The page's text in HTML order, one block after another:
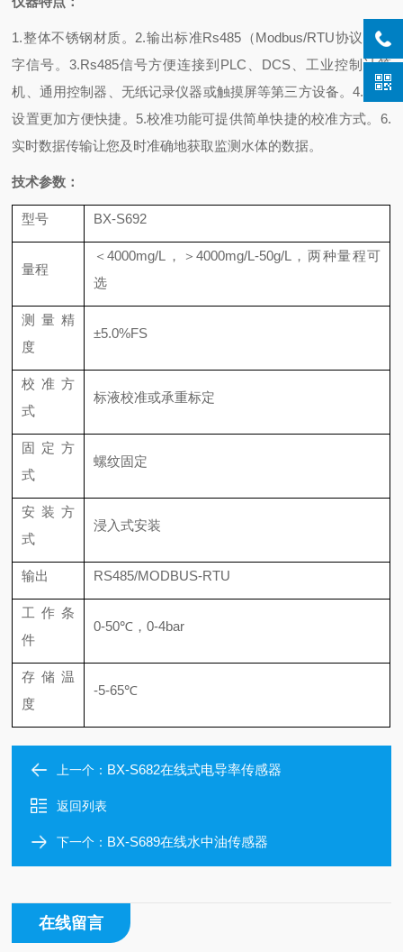
1.整体不锈钢材质。2.输出标准Rs485（Modbus/RTU协议）数
字信号。3.Rs485信号方便连接到PLC、DCS、工业控制计算
机、通用控制器、无纸记录仪器或触摸屏等第三方设备。4.参数
设置更加方便快捷。5.校准功能可提供简单快捷的校准方式。6.
实时数据传输让您及时准确地获取监测水体的数据。
技术参数 ：
型号 BX-S692
量程
＜4000mg/L，＞4000mg/L-50g/L，两种量程可
选
测量精
度
±5.0%FS
校准方
式
标液校准或承重标定
固定方
式
螺纹固定
安装方
式
浸入式安装
输出 RS485/MODBUS-RTU
工作条
件
0-50℃，0-4bar
存储温
度
-5-65℃
上一个： BX-S682在线式电导率传感器
返回列表
下一个： BX-S689在线水中油传感器
在线留言